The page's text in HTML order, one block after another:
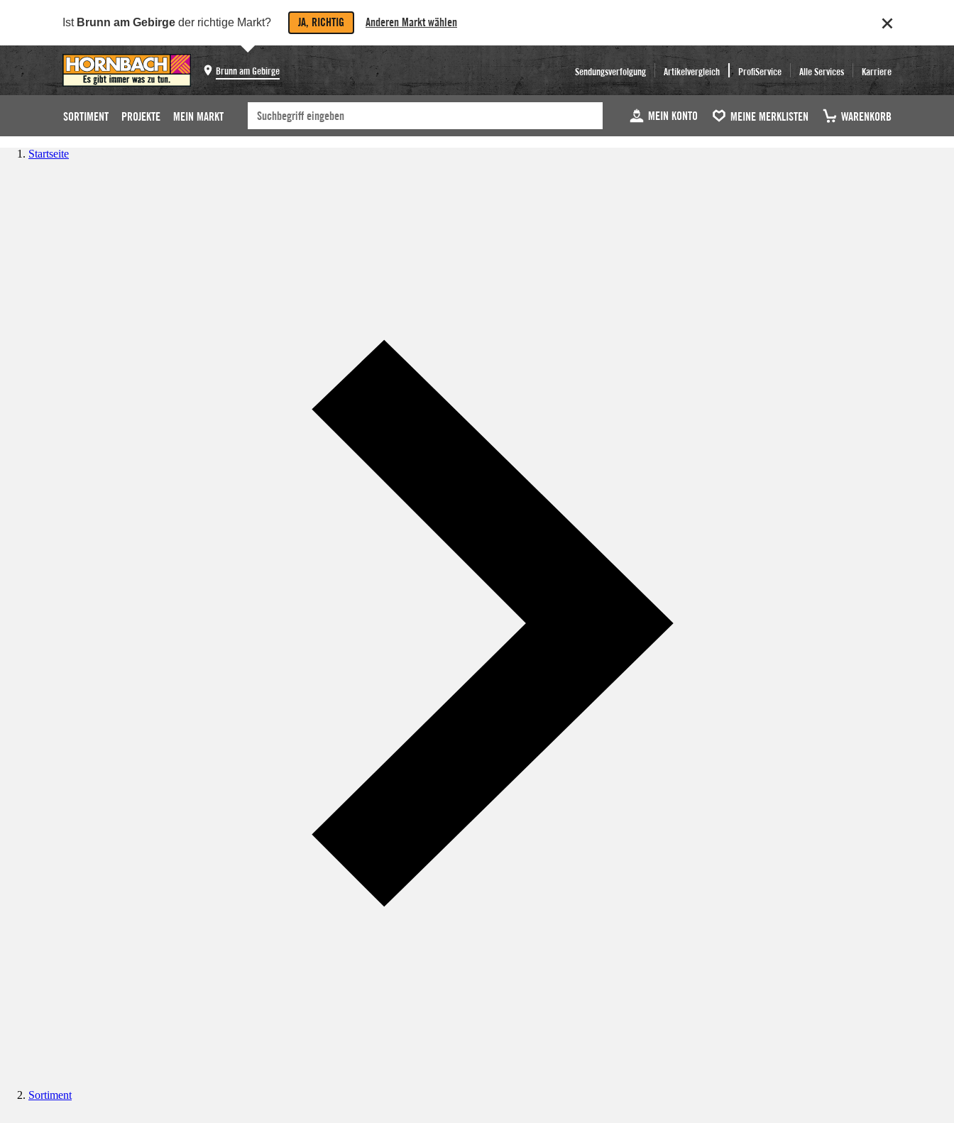
Ist Brunn am Gebirge der richtige Markt? JA, RICHTIG Anderen Markt wählen
Brunn am Gebirge Sendungsverfolgung Artikelvergleich ProfiService Alle Services Karriere
SORTIMENT PROJEKTE MEIN MARKT MEIN KONTO MEINE MERKLISTEN WARENKORB
Startseite
Sortiment